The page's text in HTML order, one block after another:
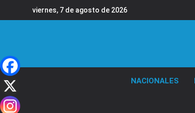
viernes, 7 de agosto de 2026
NACIONALES